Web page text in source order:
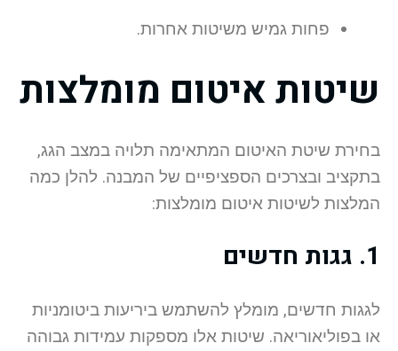
פחות גמיש משיטות אחרות.
שיטות איטום מומלצות
בחירת שיטת האיטום המתאימה תלויה במצב הגג,
בתקציב ובצרכים הספציפיים של המבנה. להלן כמה
המלצות לשיטות איטום מומלצות:
1. גגות חדשים
לגגות חדשים, מומלץ להשתמש ביריעות ביטומניות
או בפוליאוריאה. שיטות אלו מספקות עמידות גבוהה